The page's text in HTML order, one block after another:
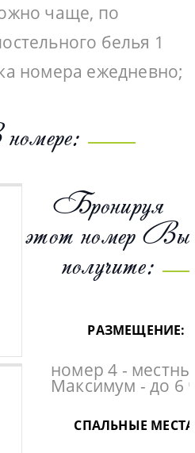
чаще, по
белья 1
номера ежедневно;
Бронируя
этот номер Вы
получите:
РАЗМЕЩЕНИЕ:
номер 4 -
Максимум - до 6
СПАЛЬНЫЕ